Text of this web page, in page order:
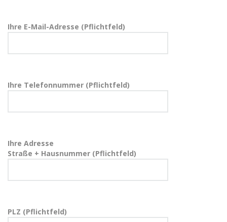
Ihre E-Mail-Adresse (Pflichtfeld)
Ihre Telefonnummer (Pflichtfeld)
Ihre Adresse
Straße + Hausnummer (Pflichtfeld)
PLZ (Pflichtfeld)